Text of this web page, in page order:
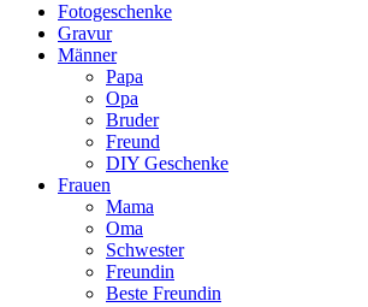
Fotogeschenke
Gravur
Männer
Papa
Opa
Bruder
Freund
DIY Geschenke
Frauen
Mama
Oma
Schwester
Freundin
Beste Freundin